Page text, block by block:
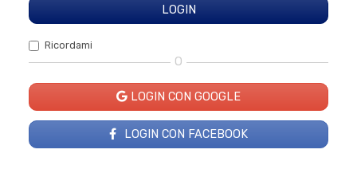
Ricordami
O
LOGIN CON GOOGLE
LOGIN CON FACEBOOK